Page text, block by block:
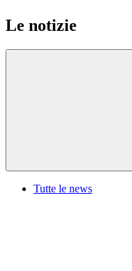
Le notizie
Tutte le news